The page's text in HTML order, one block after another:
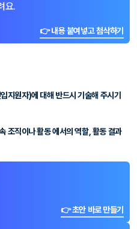
요.
👉 내용 붙여넣고 첨삭하기
지원자)에 대해 반드시 기술해 주시기
조직이나 활동 에서의 역할, 활동 결과
👉 초안 바로 만들기